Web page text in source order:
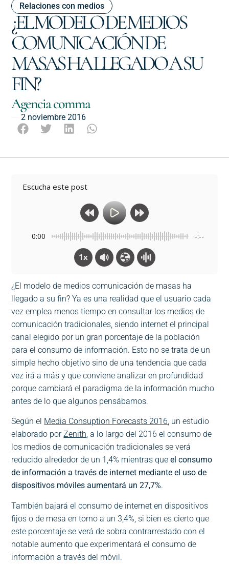
¿EL MODELO DE MEDIOS
COMUNICACIÓN DE
MASAS HA LLEGADO A SU
FIN?
Relaciones con medios
Agencia comma
2 noviembre 2016
Escucha este post
0:00 -:--
1x
¿El modelo de medios comunicación de masas ha
llegado a su fin? Ya es una realidad que el usuario cada
vez emplea menos tiempo en consultar los medios de
comunicación tradicionales, siendo internet el principal
canal elegido por un gran porcentaje de la población
para el consumo de información. Esto no se trata de un
simple hecho objetivo sino de una tendencia que cada
vez irá a más y que conviene analizar en profundidad
porque cambiará el paradigma de la información mucho
antes de lo que algunos pensábamos.
Según el Media Consuption Forecasts 2016, un estudio
elaborado porZenith, a lo largo del 2016 el consumo de
los medios de comunicación tradicionales se verá
reducido alrededor de un 1,4% mientras queel consumo
de información a través de internet mediante el uso de
dispositivos móviles aumentará un 27,7%.
También bajará el consumo de internet en dispositivos
fijos o de mesa en torno a un 3,4%, si bien es cierto que
este porcentaje se verá de sobra contrarrestado con el
notable aumento que experimentará el consumo de
información a través del móvil.